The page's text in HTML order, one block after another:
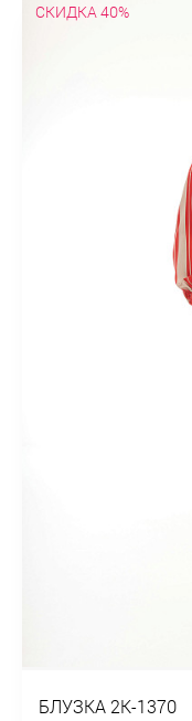
СКИДКА 40%
БЛУЗКА 2К-1370